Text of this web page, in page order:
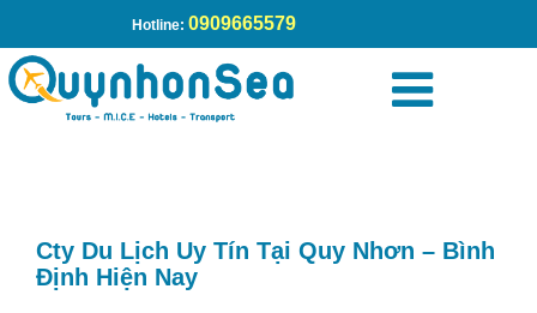
Hotline: 0909665579
Trang chủ»Cty Du Lịch Uy Tín Tại Quy Nhơn – Bình Định
Hiện Nay
Cty Du Lịch Uy Tín Tại Quy Nhơn – Bình
Định Hiện Nay